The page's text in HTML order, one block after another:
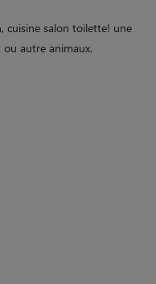
cuisine salon toilette! une
autre animaux.